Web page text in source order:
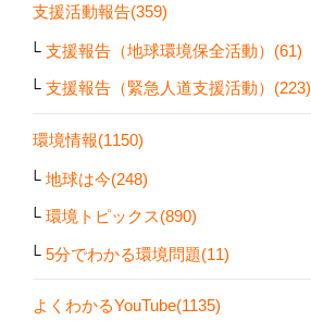
支援活動報告(359)
支援報告（地球環境保全活動）(61)
支援報告（緊急人道支援活動）(223)
環境情報(1150)
地球は今(248)
環境トピックス(890)
5分でわかる環境問題(11)
よくわかるYouTube(1135)